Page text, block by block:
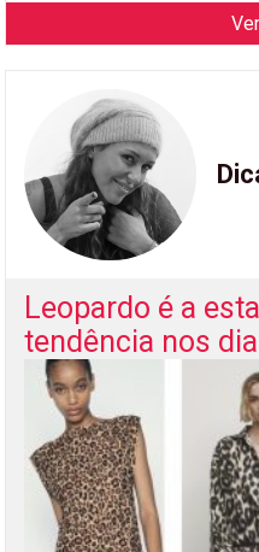
Leopardo é a
tendência nos